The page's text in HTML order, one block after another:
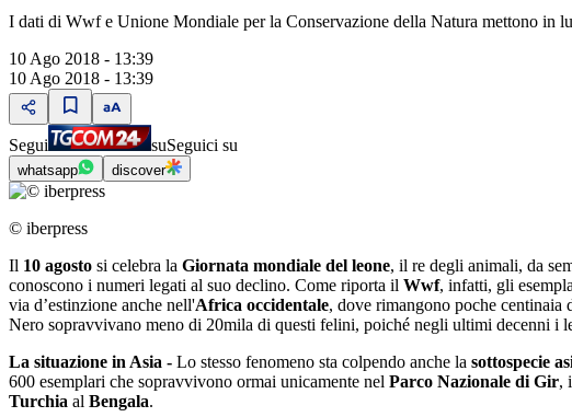
I dati di Wwf e Unione Mondiale per la Conservazione della Natura mettono in
10 Ago 2018 - 13:39
10 Ago 2018 - 13:39
Segui suSeguici su
whatsapp discover
© iberpress
Il 10 agosto si celebra la Giornata mondiale del leone, il re degli animali, da
conoscono i numeri legati al suo declino. Come riporta il Wwf, infatti, gli
via d’estinzione anche nell'Africa occidentale, dove rimangono poche centinaia
Nero sopravvivano meno di 20mila di questi felini, poiché negli ultimi decenni i
La situazione in Asia - Lo stesso fenomeno sta colpendo anche la sottospecie
600 esemplari che sopravvivono ormai unicamente nel Parco Nazionale di Gir,
Turchia al Bengala.